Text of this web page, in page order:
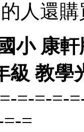
人還購
小 康
級 教學
=-=-=-
=